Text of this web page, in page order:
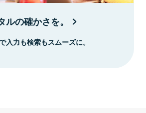
の確かさを。
入力も検索もスムーズに。